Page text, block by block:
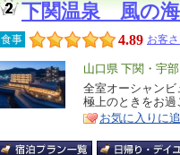
下関温泉 風の海
食事 4.89 お客
エ
リ
ア
山口県 下関・宇部
特
徴
全室オーシャン
極上のときをお
お気に入りに